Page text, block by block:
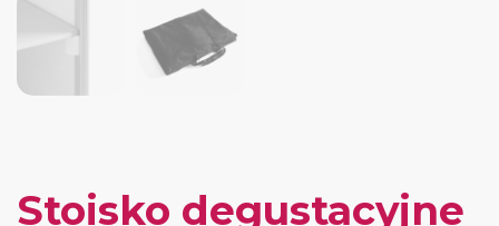
Stoisko degustacyjne